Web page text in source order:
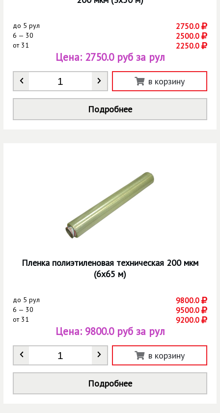
до 5 рул 2750.0
6 — 30 2500.0
от31 2250.0
Количество
Цена: 2750.0 руб за рул
в корзину
Подробнее
Пленка полиэтиленовая техническая 200 мкм
(6х65 м)
до 5 рул 9800.0
6 — 30 9500.0
от31 9200.0
Количество
Цена: 9800.0 руб за рул
в корзину
Подробнее